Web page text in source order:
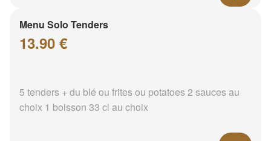
Menu Solo Tenders
13.90 €
5 tenders + du blé ou frites ou potatoes 2 sauces au
choix 1 boisson 33 cl au choix